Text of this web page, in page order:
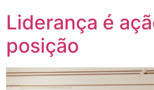
Liderança é
posição